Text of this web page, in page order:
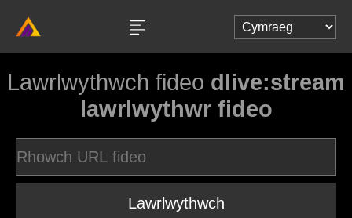
Lawrlwythwch fideo dlive:stream
lawrlwythwr fideo
Lawrlwythwch